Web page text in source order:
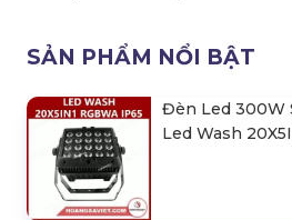
SẢN PHẨM NỔI BẬT
Đèn Led 300W
Led Wash